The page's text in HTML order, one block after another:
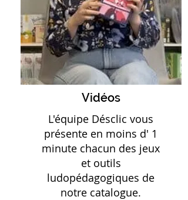
Vidéos
L'équipe Désclic vous
présente en moins d' 1
minute chacun des jeux
et outils
ludopédagogiques de
notre catalogue.